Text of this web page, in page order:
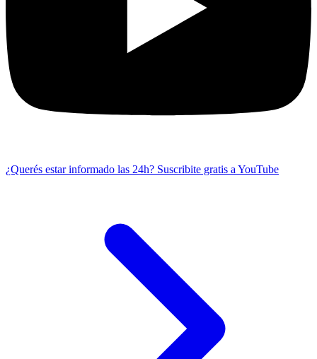
¿Querés estar informado las 24h? Suscribite gratis a YouTube